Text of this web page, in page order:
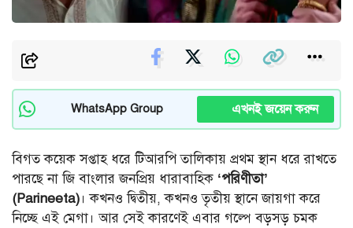
WhatsApp Group এখনই জয়েন করুন
বিগত কয়েক সপ্তাহ ধরে টিআরপি তালিকায় প্রথম স্থান ধরে রাখতে
পারছে না জি বাংলার জনপ্রিয় ধারাবাহিক ‘পরিণীতা’
(Parineeta)। কখনও দ্বিতীয়, কখনও তৃতীয় স্থানে জায়গা করে
নিচ্ছে এই মেগা। আর সেই কারণেই এবার গল্পে বড়সড় চমক